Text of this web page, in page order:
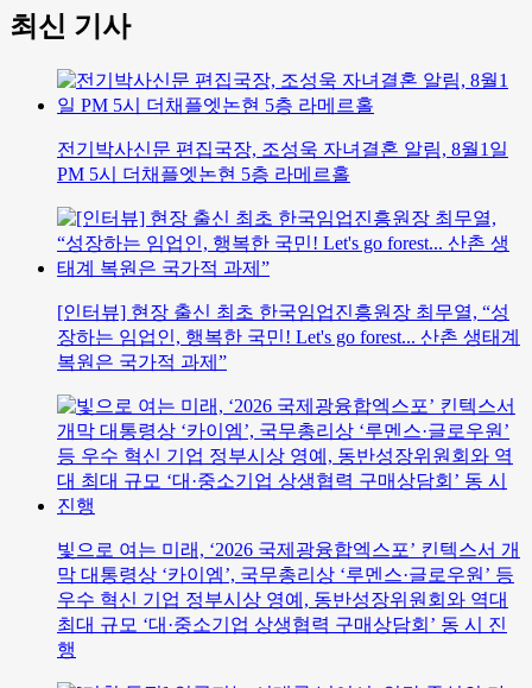
최신 기사
전기박사신문 편집국장, 조성욱 자녀결혼 알림, 8월1일
PM 5시 더채플엣논현 5층 라메르홀
[인터뷰] 현장 출신 최초 한국임업진흥원장 최무열, “성
장하는 임업인, 행복한 국민! Let's go forest... 산촌 생태계
복원은 국가적 과제”
빛으로 여는 미래, ‘2026 국제광융합엑스포’ 킨텍스서 개
막 대통령상 ‘카이엠’, 국무총리상 ‘루멘스·글로우원’ 등
우수 혁신 기업 정부시상 영예, 동반성장위원회와 역대
최대 규모 ‘대·중소기업 상생협력 구매상담회’ 동 시 진
행